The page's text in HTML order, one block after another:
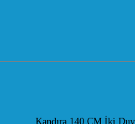
Kandıra 140 CM İki